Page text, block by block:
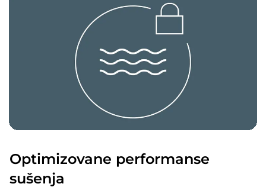
Optimizovane performanse
sušenja